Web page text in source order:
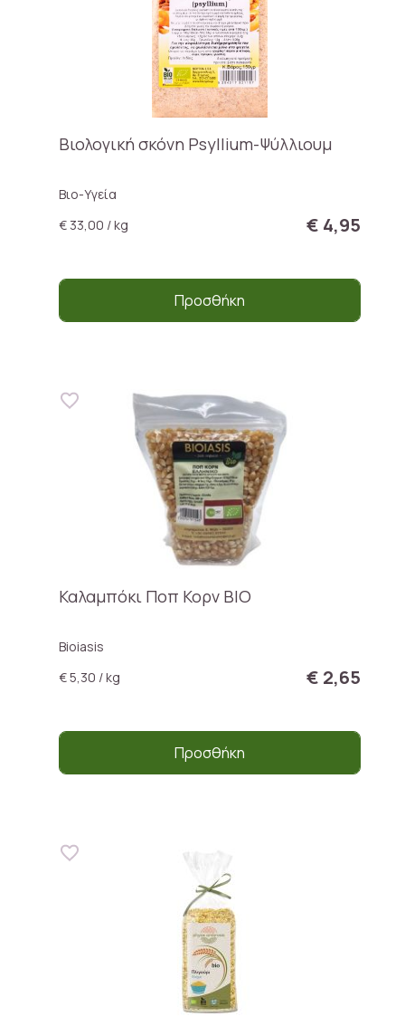
Βιολογική σκόνη Psyllium-Ψύλλιουμ
Βιο-Υγεία
€ 33,00 / kg
€ 4,95
Προσθήκη
Καλαμπόκι Ποπ Κορν BIO
Bioiasis
€ 5,30 / kg
€ 2,65
Προσθήκη